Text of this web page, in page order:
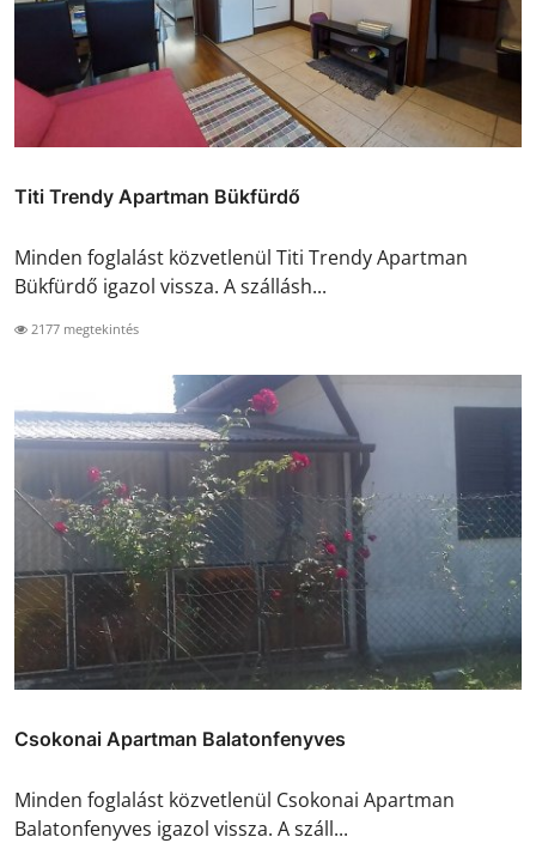
Titi Trendy Apartman Bükfürdő
Minden foglalást közvetlenül Titi Trendy Apartman
Bükfürdő igazol vissza. A szállásh...
2177 megtekintés
Csokonai Apartman Balatonfenyves
Minden foglalást közvetlenül Csokonai Apartman
Balatonfenyves igazol vissza. A száll...